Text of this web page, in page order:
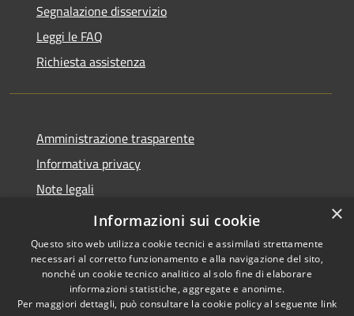
Segnalazione disservizio
Leggi le FAQ
Richiesta assistenza
Amministrazione trasparente
Informativa privacy
Note legali
Dichiarazione di accessibilità
Copyright © 2026 • Comune di
Troia • Powered by
×
Informazioni sui cookie
Questo sito web utilizza cookie tecnici e assimilati strettamente
necessari al corretto funzionamento e alla navigazione del sito,
nonché un cookie tecnico analitico al solo fine di elaborare
informazioni statistiche, aggregate e anonime.
Per maggiori dettagli, può consultare la cookie policy al seguente link